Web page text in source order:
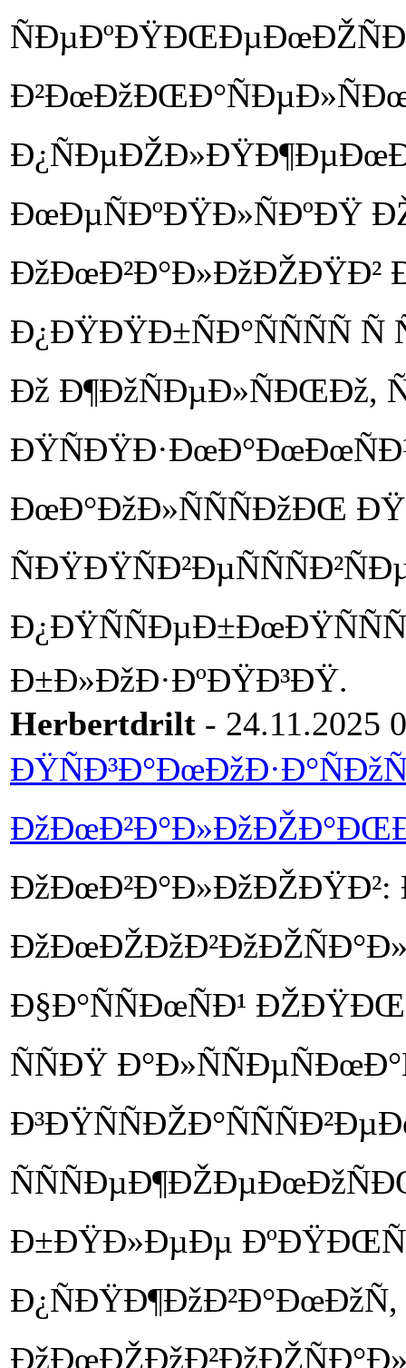
ÐœÐµÑÐºÐŸÐ»ÑÐºÐŸ
ÐžÐœÐ²Ð°Ð»ÐžÐŽÐŸÐ²
Ð¿ÐŸÐŸÐ±ÑÐ°ÑÑÑÑ
Ðž Ð¶ÐžÑÐµÐ»ÑÐŒÐž,
ÐŸÑÐŸÐ·ÐœÐ°ÐœÐœÑÐ¹
ÐœÐ°ÐžÐ»ÑÑÑÐžÐŒ
Ð±Ð»ÐžÐ·ÐºÐŸÐ³ÐŸ.
Herbertdrilt - 24.11.2025
ÐžÐœÐ²Ð°Ð»ÐžÐŽÐŸÐ²:
Ð§Ð°ÑÑÐœÑÐ¹
ÑÑÐŸ
Ð±ÐŸÐ»ÐµÐµ
Ð¿ÑÐŸÐ¶ÐžÐ²Ð°ÐœÐžÑ,